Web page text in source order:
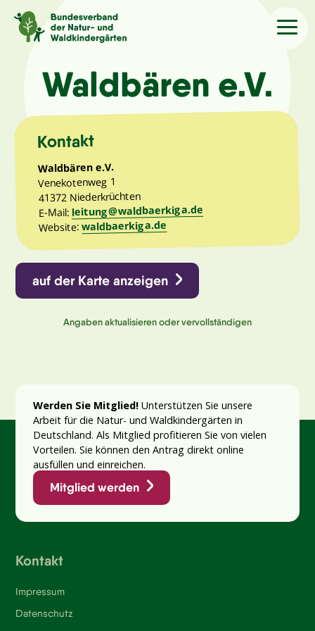
Sprache/Language
Aktuelles
Über uns
Kindergärten
Angebote
Kontakt
Waldbären e.V.
Kontakt
Waldbären e.V.
Venekotenweg 1
41372 Niederkrüchten
E-Mail: leitung@waldbaerkiga.de
Website:waldbaerkiga.de
auf der Karte anzeigen
Angaben aktualisieren oder vervollständigen
Werden Sie Mitglied!Unterstützen Sie unsere
Arbeit für die Natur- und Waldkindergärten in
Deutschland. Als Mitglied profitieren Sie von vielen
Vorteilen. Sie können den Antrag direkt online
ausfüllen und einreichen.
Mitglied werden
Kontakt
Impressum
Datenschutz